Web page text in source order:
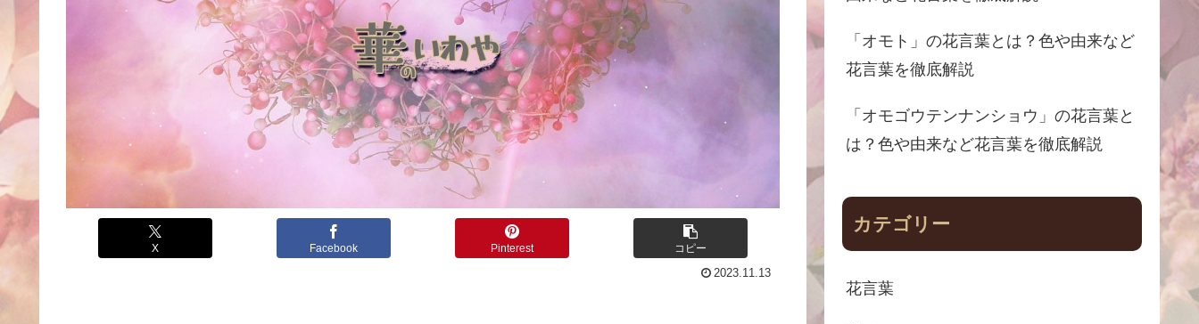
X Facebook Pinterest コピー
2023.11.13
「オモト」の花言葉とは？色や由来など
花言葉を徹底解説
「オモゴウテンナンショウ」の花言葉と
は？色や由来など花言葉を徹底解説
カテゴリー
花言葉